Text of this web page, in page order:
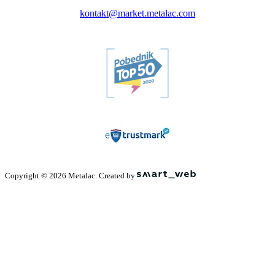
kontakt@market.metalac.com
Copyright © 2026 Metalac. Created by